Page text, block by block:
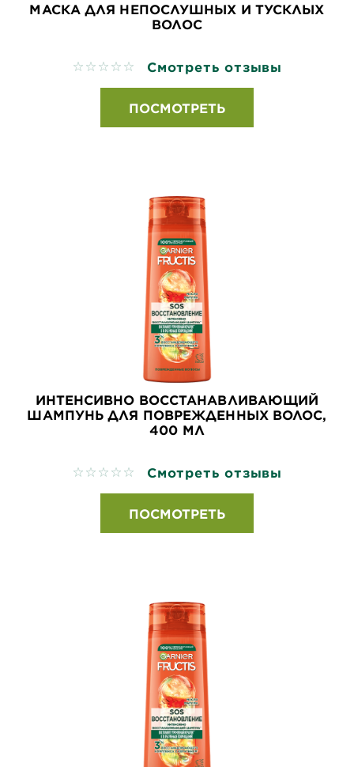
МАСКА ДЛЯ НЕПОСЛУШНЫХ И ТУСКЛЫХ
ВОЛОС
No reviews Смотреть отзывы
ПОСМОТРЕТЬ
ИНТЕНСИВНО ВОССТАНАВЛИВАЮЩИЙ
ШАМПУНЬ ДЛЯ ПОВРЕЖДЕННЫХ ВОЛОС,
400 МЛ
No reviews Смотреть отзывы
ПОСМОТРЕТЬ